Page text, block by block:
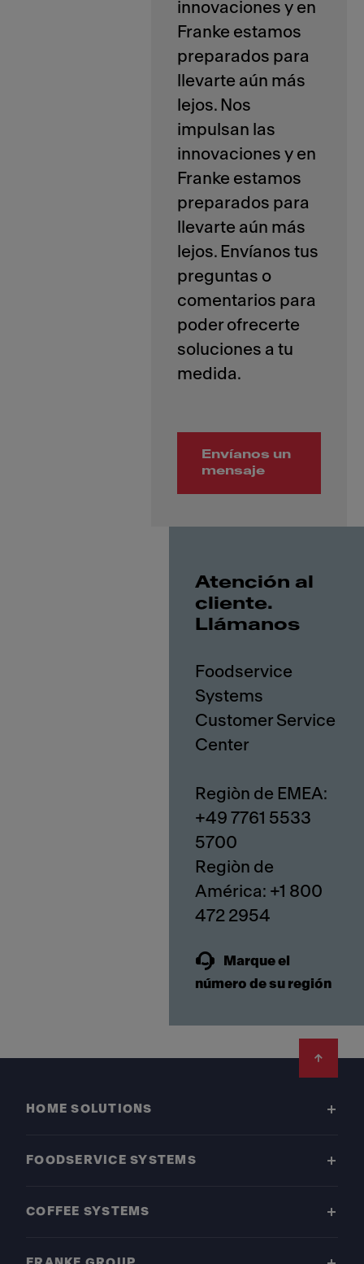
innovaciones y en
Franke estamos
preparados para
llevarte aún más
lejos. Nos
impulsan las
innovaciones y en
Franke estamos
preparados para
llevarte aún más
lejos. Envíanos tus
preguntas o
comentarios para
poder ofrecerte
soluciones a tu
Envíanos un
mensaje
Atención al
cliente.
Llámanos
Foodservice
Systems
Customer Service
Center
Regiòn de EMEA:
+49 7761 5533
5700
Regiòn de
América: +1 800
Marque el
número de su región
HOME SOLUTIONS
FOODSERVICE SYSTEMS
COFFEE SYSTEMS